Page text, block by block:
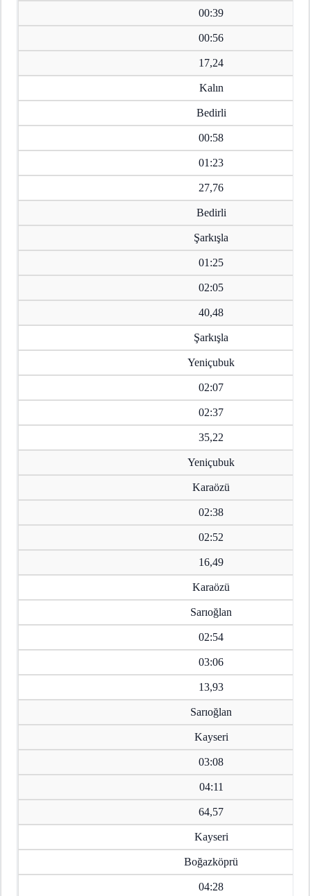
00:39
00:56
17,24
Kalın
Bedirli
00:58
01:23
27,76
Bedirli
Şarkışla
01:25
02:05
40,48
Şarkışla
Yeniçubuk
02:07
02:37
35,22
Yeniçubuk
Karaözü
02:38
02:52
16,49
Karaözü
Sarıoğlan
02:54
03:06
13,93
Sarıoğlan
Kayseri
03:08
04:11
64,57
Kayseri
Boğazköprü
04:28